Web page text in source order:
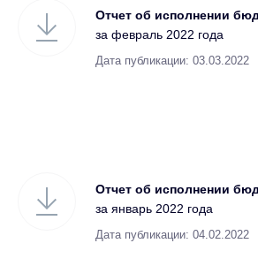
Отчет об исполнении
за февраль 2022 года
Дата публикации: 03.03.2022
Отчет об исполнении
за январь 2022 года
Дата публикации: 04.02.2022